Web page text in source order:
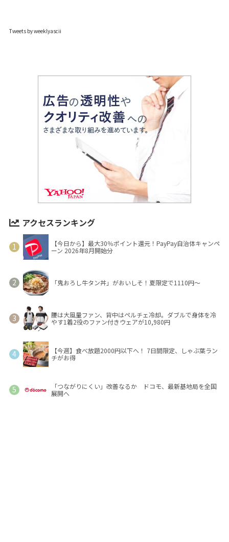
Tweets by weeklyascii
アクセスランキング
【今日から】最大30％ポイント還元！PayPay自治体キャンペ
ーン 2026年8月開始分
「鬼おろし牛タン丼」がおいしそ！夏限定で1110円～
腰は大風量ファン、背中はペルチェ冷却。ダブルで身体を冷
やす1着2役のファン付きウェアが10,980円
【今週】食べ放題2000円以下へ！ 7日間限定、しゃぶ葉ラン
チがお得
「つながりにくい」改善なるか ドコモ、最新基地局を全国
展開へ